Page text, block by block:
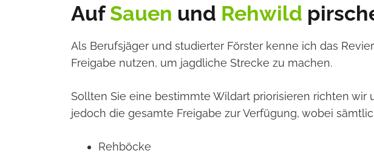
AufSauen und Rehwild
Als Berufsjäger und studierter Förster kenne ich das
Freigabe nutzen, um jagdliche Strecke zu machen.
Sollten Sie eine bestimmte Wildart priorisieren richten
jedoch die gesamte Freigabe zur Verfügung, wobei
Rehböcke